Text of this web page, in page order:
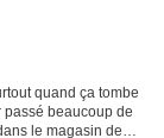
quand ça tombe
passé beaucoup de
le magasin de